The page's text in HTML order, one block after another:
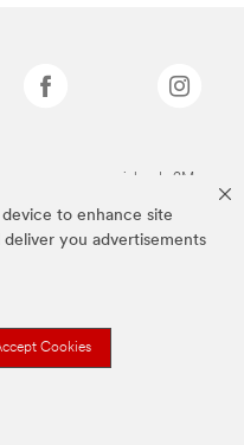
to enhance site
deliver you advertisements
Cookies
marcas comerciales de 3M.